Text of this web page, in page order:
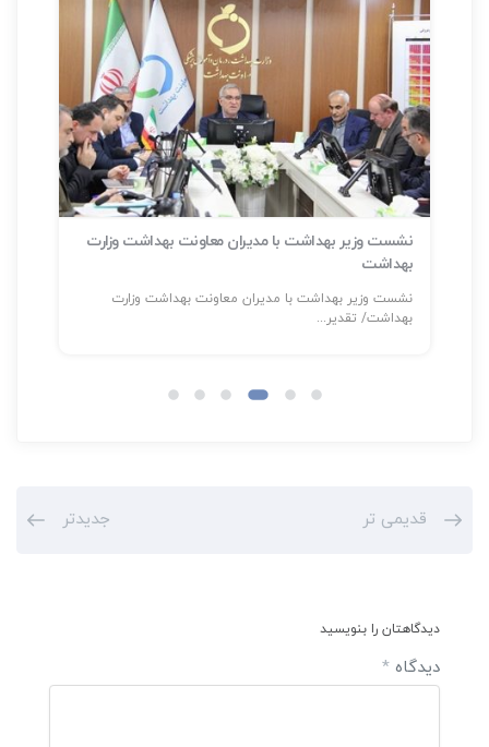
نشست وزیر بهداشت با مدیران معاونت بهداشت وزارت
بهداشت
نشست وزیر بهداشت با مدیران معاونت بهداشت وزارت
بهداشت/ تقدیر...
قدیمی تر جدیدتر
دیدگاهتان را بنویسید
دیدگاه *